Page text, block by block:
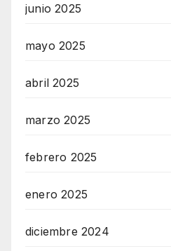
junio 2025
mayo 2025
abril 2025
marzo 2025
febrero 2025
enero 2025
diciembre 2024